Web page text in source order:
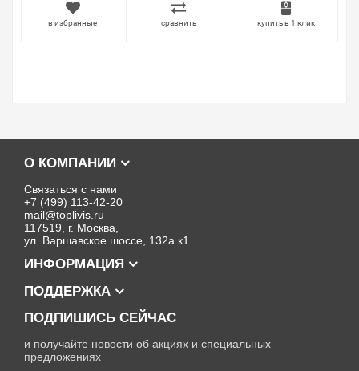
в избранные сравнить купить в 1 клик
О КОМПАНИИ
Связаться с нами
+7 (499) 113-42-20
mail@toplivis.ru
117519, г. Москва,
ул. Варшавское шоссе, 132а к1
ИНФОРМАЦИЯ
ПОДДЕРЖКА
ПОДПИШИСЬ СЕЙЧАС
и получайте новости об акциях и специальных
предложениях